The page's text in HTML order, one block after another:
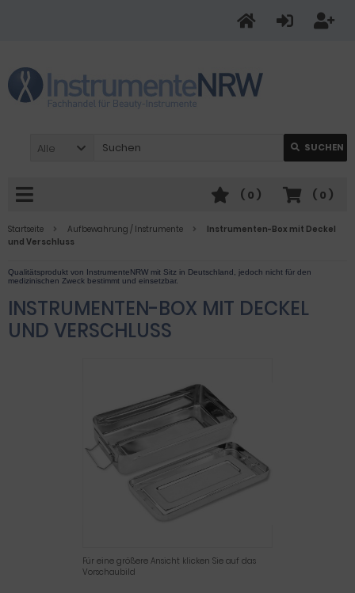
Alle SUCHEN
( 0 )
( 0 )
Startseite Aufbewahrung / Instrumente
Instrumenten-Box mit Deckel
und Verschluss
INSTRUMENTEN-BOX MIT DECKEL
UND VERSCHLUSS
Für eine größere Ansicht klicken Sie auf das
Vorschaubild